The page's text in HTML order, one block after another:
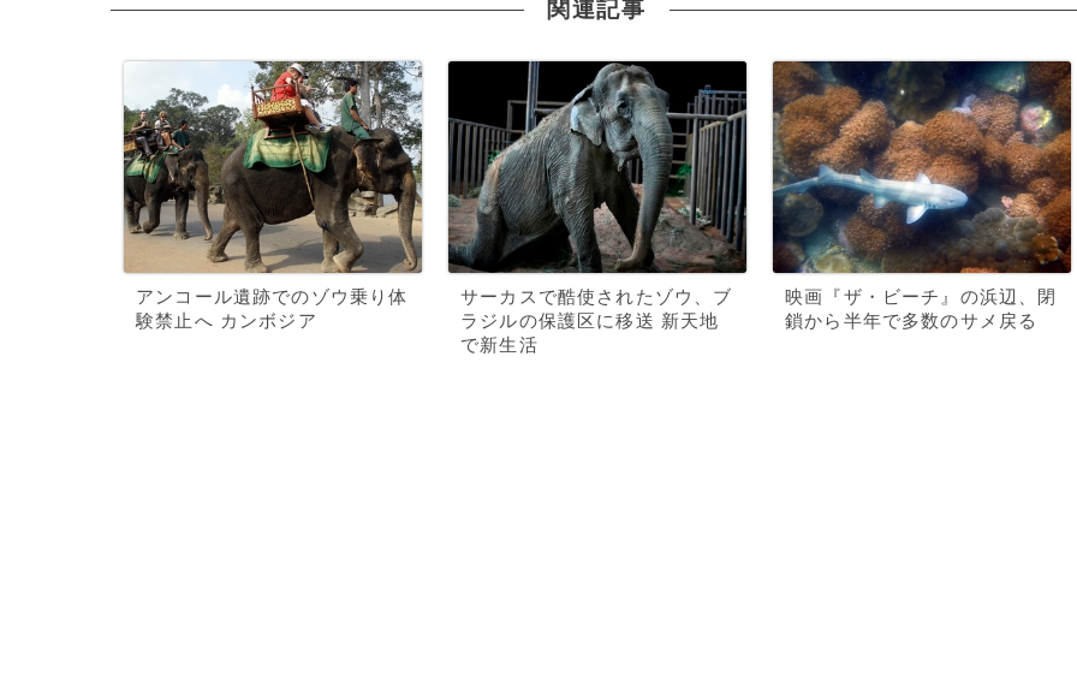
関連記事
アンコール遺跡でのゾウ乗り体
験禁止へ カンボジア
サーカスで酷使されたゾウ、ブ
ラジルの保護区に移送 新天地
で新生活
映画『ザ・ビーチ』の浜辺、閉
鎖から半年で多数のサメ戻る